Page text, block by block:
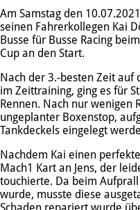
Am Samstag den
seinen Fahrerkollegen Kai
Busse für Busse Racing
Cup an den Start.
Nach der 3.-besten Zeit auf
im Zeittraining, ging es für
Rennen. Nach nur wenigen
ungeplanter Boxenstop,
Tankdeckels eingelegt
Nachdem Kai einen
Mach1 Kart an Jens, der
touchierte. Da beim
wurde, musste diese